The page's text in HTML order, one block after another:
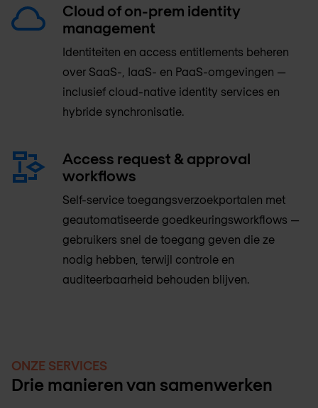
Cloud of on-prem identity
management
Identiteiten en access entitlements beheren
over SaaS-, IaaS- en PaaS-omgevingen —
inclusief cloud-native identity services en
hybride synchronisatie.
Access request & approval
workflows
Self-service toegangsverzoekportalen met
geautomatiseerde goedkeuringsworkflows —
gebruikers snel de toegang geven die ze
nodig hebben, terwijl controle en
auditeerbaarheid behouden blijven.
ONZE SERVICES
Drie manieren van samenwerken